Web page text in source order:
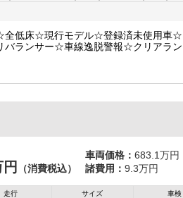
低床☆現行モデル☆登録済未使用車
バランサー☆車線逸脱警報☆クリアラ
（消費税込）
車両価格： 683.1万円
諸費用： 9.3万円
走行 サイズ
車検